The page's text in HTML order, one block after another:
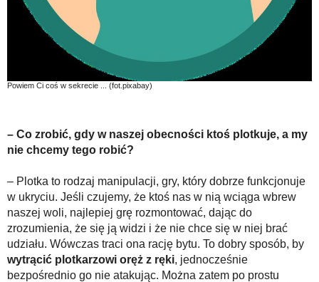
Powiem Ci coś w sekrecie ... (fot.pixabay)
– Co zrobić, gdy w naszej obecności ktoś plotkuje, a my
nie chcemy tego robić?
– Plotka to rodzaj manipulacji, gry, który dobrze funkcjonuje
w ukryciu. Jeśli czujemy, że ktoś nas w nią wciąga wbrew
naszej woli, najlepiej grę rozmontować, dając do
zrozumienia, że się ją widzi i że nie chce się w niej brać
udziału. Wówczas traci ona rację bytu. To dobry sposób, by
wytrącić plotkarzowi oręż z ręki, jednocześnie
bezpośrednio go nie atakując. Można zatem po prostu